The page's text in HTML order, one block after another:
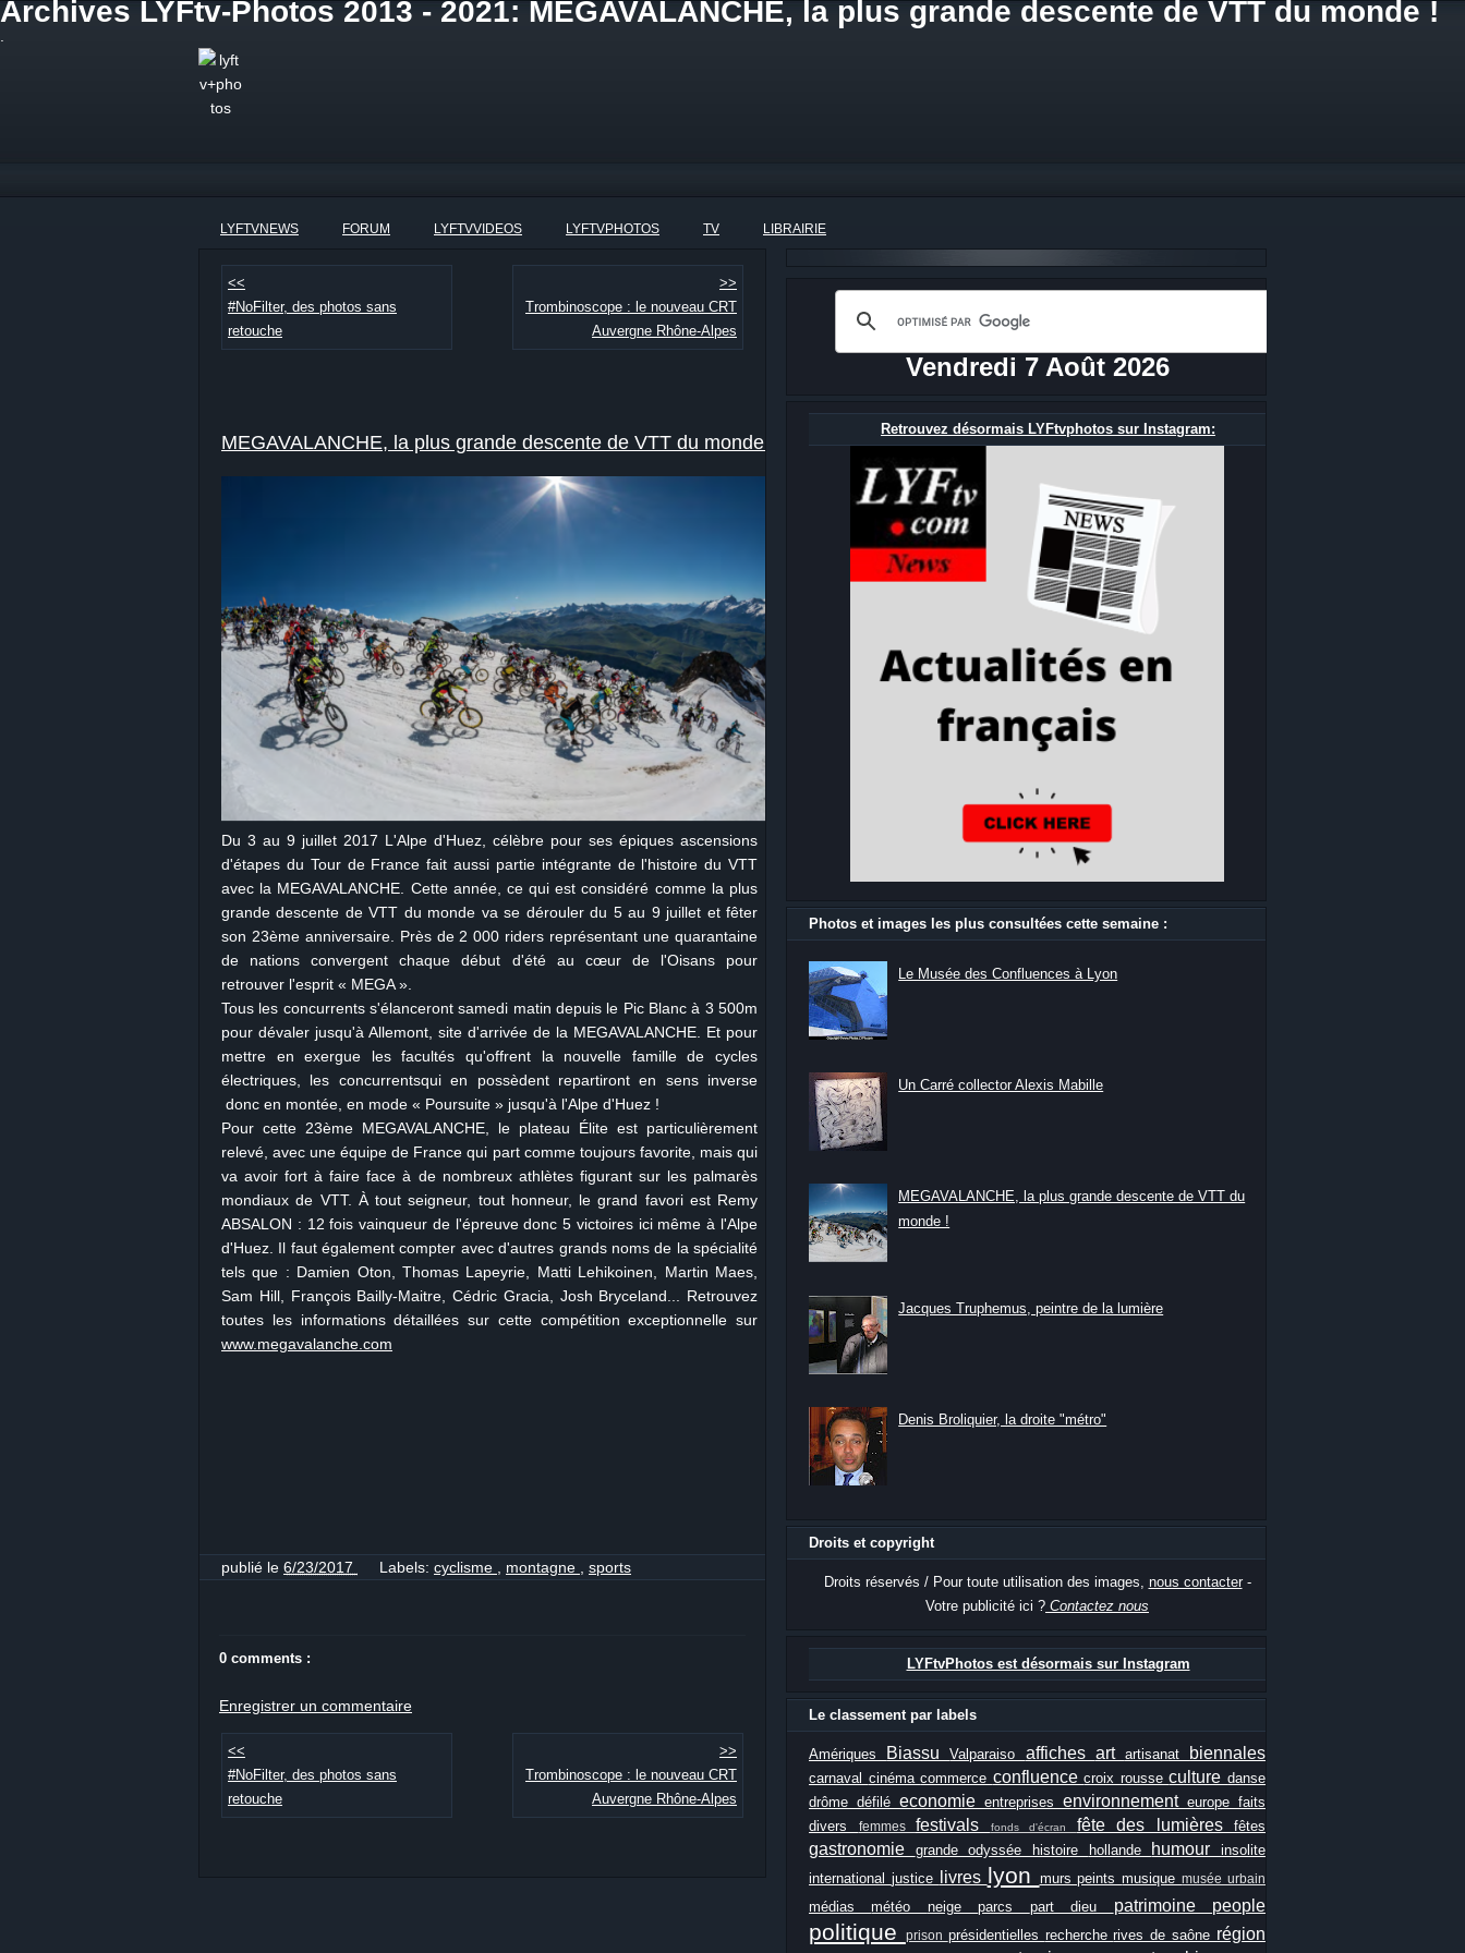
Archives LYFtv-Photos 2013 - 2021: MEGAVALANCHE, la plus grande descente de VTT du monde !
LYFTVNEWS FORUM LYFTVVIDEOS LYFTVPHOTOS TV LIBRAIRIE
<<
#NoFilter, des photos sans
retouche
>>
Trombinoscope : le nouveau CRT
Auvergne Rhône-Alpes
MEGAVALANCHE, la plus grande descente de VTT du monde !
Du 3 au 9 juillet 2017 L'Alpe d'Huez, célèbre pour ses épiques ascensions
d'étapes du Tour de France fait aussi partie intégrante de l'histoire du VTT
avec la MEGAVALANCHE. Cette année, ce qui est considéré comme la plus
grande descente de VTT du monde va se dérouler du 5 au 9 juillet et fêter
son 23ème anniversaire. Près de 2 000 riders représentant une quarantaine
de nations convergent chaque début d'été au cœur de l'Oisans pour
retrouver l'esprit « MEGA ».
Tous les concurrents s'élanceront samedi matin depuis le Pic Blanc à 3 500m
pour dévaler jusqu'à Allemont, site d'arrivée de la MEGAVALANCHE. Et pour
mettre en exergue les facultés qu'offrent la nouvelle famille de cycles
électriques, les concurrentsqui en possèdent repartiront en sens inverse
donc en montée, en mode « Poursuite » jusqu'à l'Alpe d'Huez !
Pour cette 23ème MEGAVALANCHE, le plateau Élite est particulièrement
relevé, avec une équipe de France qui part comme toujours favorite, mais qui
va avoir fort à faire face à de nombreux athlètes figurant sur les palmarès
mondiaux de VTT. À tout seigneur, tout honneur, le grand favori est Remy
ABSALON : 12 fois vainqueur de l'épreuve donc 5 victoires ici même à l'Alpe
d'Huez. Il faut également compter avec d'autres grands noms de la spécialité
tels que : Damien Oton, Thomas Lapeyrie, Matti Lehikoinen, Martin Maes,
Sam Hill, François Bailly-Maitre, Cédric Gracia, Josh Bryceland... Retrouvez
toutes les informations détaillées sur cette compétition exceptionnelle sur
www.megavalanche.com
publié le 6/23/2017 Labels: cyclisme montagne sports
0 comments :
Enregistrer un commentaire
<<
#NoFilter, des photos sans
retouche
>>
Trombinoscope : le nouveau CRT
Auvergne Rhône-Alpes
Vendredi 7 Août 2026
Retrouvez désormais LYFtvphotos sur Instagram:
Photos et images les plus consultées cette semaine :
Le Musée des Confluences à Lyon
Un Carré collector Alexis Mabille
MEGAVALANCHE, la plus grande descente de VTT du
monde !
Jacques Truphemus, peintre de la lumière
Denis Broliquier, la droite "métro"
Droits et copyright
Droits réservés / Pour toute utilisation des images, nous contacter-
Votre publicité ici ? Contactez nous
LYFtvPhotos est désormais sur Instagram
Le classement par labels
Amériques BiassuValparaiso affiches art artisanat biennales
carnaval cinémacommerce confluencecroix rousseculturedanse
drôme défilé economie entreprises environnement europe faits
divers
femmes festivals fonds d'écran fête des lumières fêtes
gastronomie grande odyssée histoire hollande humourinsolite
international justice livres lyon murs peintsmusiquemusée urbain
médiasmétéo neigeparcs part dieu patrimoine people
politique prison présidentielles rechercherives de saône région